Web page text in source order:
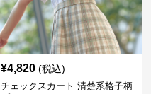
¥4,820 (税込)
チェックスカート 清楚系格子柄